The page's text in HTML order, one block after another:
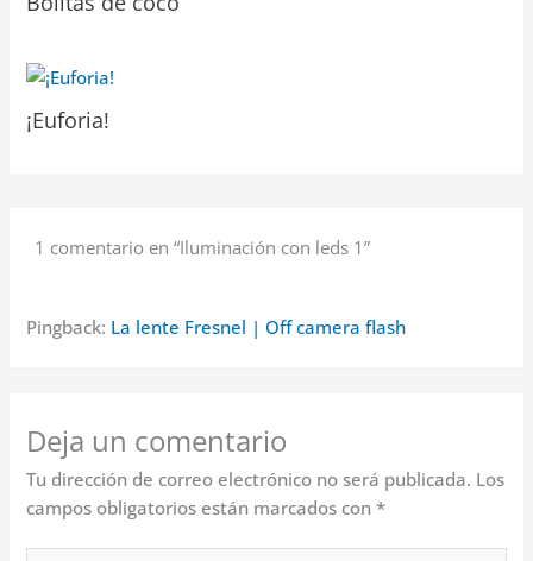
¡Euforia!
1 comentario en “Iluminación con leds 1”
Pingback: La lente Fresnel | Off camera flash
Deja un comentario
Tu dirección de correo electrónico no será publicada. Los
campos obligatorios están marcados con*